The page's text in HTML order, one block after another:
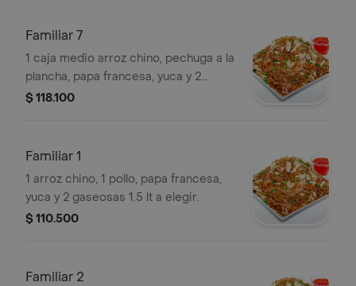
Familiar 7
1 caja medio arroz chino, pechuga a la
plancha, papa francesa, yuca y 2
gaseosas 1.5 lt a elegir
$ 118.100
Familiar 1
1 arroz chino, 1 pollo, papa francesa,
yuca y 2 gaseosas 1.5 lt a elegir.
$ 110.500
Familiar 2